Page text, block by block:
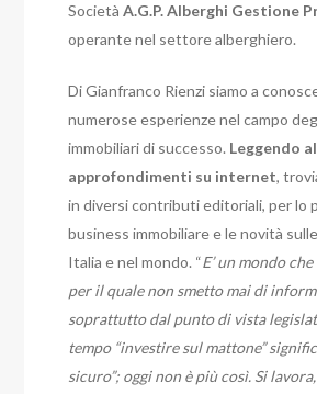
SocietàA.G.P. Alberghi Gestione
operante nel settore alberghiero.
Di Gianfranco Rienzi siamo a
numerose esperienze nel campo
immobiliari di successo. Leggendo
approfondimenti su internet,
in diversi contributi editoriali, per lo
business immobiliare e le novità
Italia e nel mondo. “E’ un mondo
per il quale non smetto mai di
soprattutto dal punto di vista
tempo “investire sul mattone”
sicuro”; oggi non è più così. Si